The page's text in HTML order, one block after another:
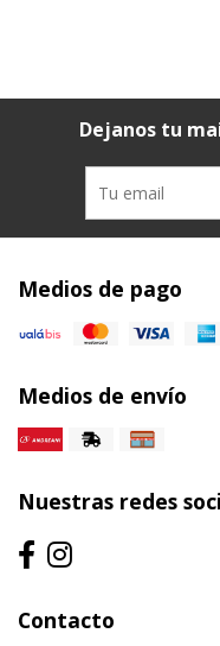
Dejanos tu
Medios de pago
Medios de envío
Nuestras redes
Contacto